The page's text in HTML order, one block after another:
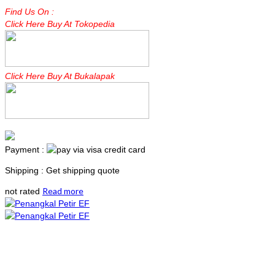
Find Us On :
Click Here Buy At Tokopedia
Click Here Buy At Bukalapak
Payment :
Shipping : Get shipping quote
not rated Read more